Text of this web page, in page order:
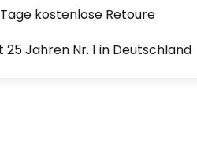
kostenlose Retoure
25 Jahren Nr. 1 in Deutschland